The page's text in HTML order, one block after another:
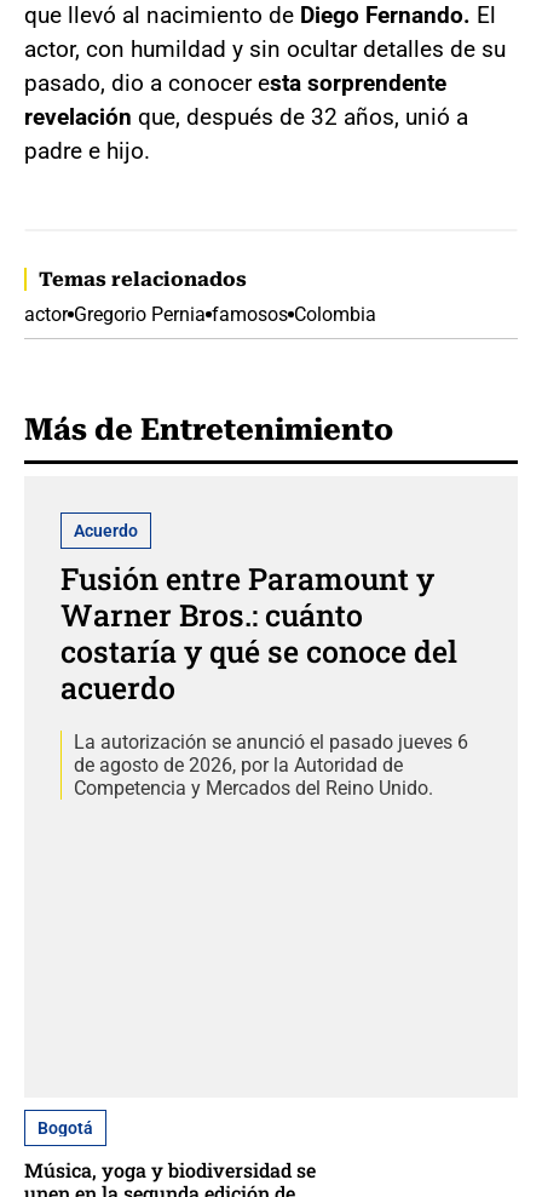
que llevó al nacimiento de Diego Fernando. El
actor, con humildad y sin ocultar detalles de su
pasado, dio a conocer esta sorprendente
revelación que, después de 32 años, unió a
padre e hijo.
Temas relacionados
actor Gregorio Pernia famosos Colombia
Más de Entretenimiento
Acuerdo
Fusión entre Paramount y
Warner Bros.: cuánto
costaría y qué se conoce del
acuerdo
La autorización se anunció el pasado jueves 6
de agosto de 2026, por la Autoridad de
Competencia y Mercados del Reino Unido.
Bogotá
Música, yoga y biodiversidad se